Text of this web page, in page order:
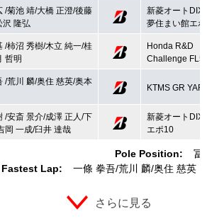
Pole Position:
冨
Fastest Lap:
一條 拳吾 荒川 麟 奥住 慈英
/菊池 靖/大橋 正澄/後藤
沢 隆弘
新菱オート
夢住まい館エ
/柿沼 秀樹/木立 純一/桂
哲明
Honda R&D
Challenge FL5
/荒川 麟/奥住 慈英/奥本
KTMS GR
/安斎 景介/成澤 正人/下
岡 一成/臼井 達哉
新菱オート
エポ10
さらに見る